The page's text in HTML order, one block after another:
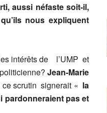
aussi néfaste soit-il,
nous expliquent
intérêts de l’UMP et
Jean-Marie
ce scrutin signerait « la
pardonneraient pas et